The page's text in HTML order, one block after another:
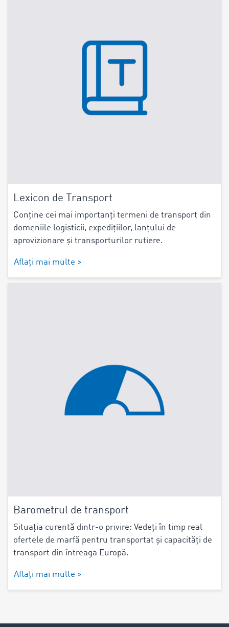
Lexicon de Transport
Conține cei mai importanți termeni de transport din
domeniile logisticii, expedițiilor, lanțului de
aprovizionare și transporturilor rutiere.
Aflați mai multe >
Barometrul de transport
Situația curentă dintr-o privire: Vedeți în timp real
ofertele de marfă pentru transportat și capacități de
transport din întreaga Europă.
Aflați mai multe >